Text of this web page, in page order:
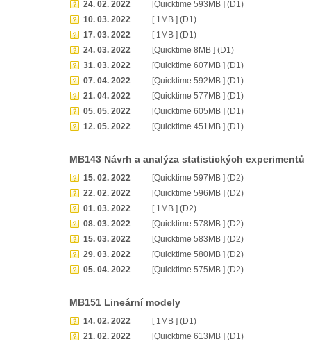
24. 02. 2022
[Quicktime 593MB ] (D1)
10. 03. 2022
[ 1MB ] (D1)
17. 03. 2022
[ 1MB ] (D1)
24. 03. 2022
[Quicktime 8MB ] (D1)
31. 03. 2022
[Quicktime 607MB ] (D1)
07. 04. 2022
[Quicktime 592MB ] (D1)
21. 04. 2022
[Quicktime 577MB ] (D1)
05. 05. 2022
[Quicktime 605MB ] (D1)
12. 05. 2022
[Quicktime 451MB ] (D1)
MB143 Návrh a analýza statistických experimentů
15. 02. 2022
[Quicktime 597MB ] (D2)
22. 02. 2022
[Quicktime 596MB ] (D2)
01. 03. 2022
[ 1MB ] (D2)
08. 03. 2022
[Quicktime 578MB ] (D2)
15. 03. 2022
[Quicktime 583MB ] (D2)
29. 03. 2022
[Quicktime 580MB ] (D2)
05. 04. 2022
[Quicktime 575MB ] (D2)
MB151 Lineární modely
14. 02. 2022
[ 1MB ] (D1)
21. 02. 2022
[Quicktime 613MB ] (D1)